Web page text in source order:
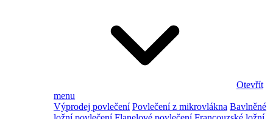
Otevřít
menu
Výprodej povlečení Povlečení z mikrovlákna Bavlněné